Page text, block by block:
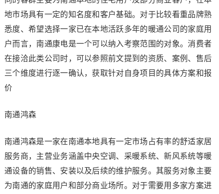
地市场具有一定的知名度和客户基础。对于比较看重品牌熟
悉度、希望选择一家已在本地活跃多年的暖通公司的家庭用
户而言，南通康电是一个可以纳入考察范围的对象。消费者
在接洽此类公司时，可以参照前文提到的资质、案例、售后
三个维度进行逐一确认，获取针对自身项目的具体方案和报
价
南通鸿森
南通鸿森是一家在南通本地具有一定市场占有率的舒适家居
服务商，主营业务涵盖中央空调、采暖系统、新风系统等暖
通设备的销售、安装以及后续的维护服务。其服务对象主要
为南通的家庭用户和部分商业场所。对于需要用多家方案进